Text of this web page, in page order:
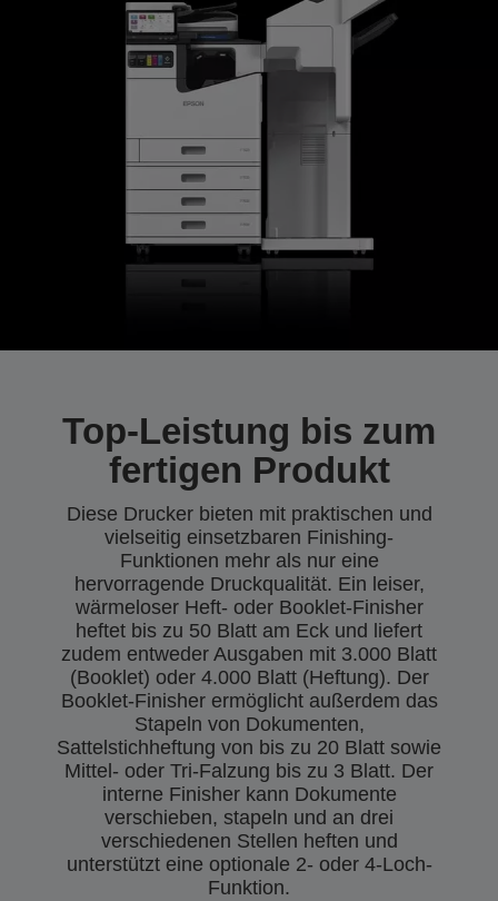
Top-Leistung bis zum
fertigen Produkt
Diese Drucker bieten mit praktischen und
vielseitig einsetzbaren Finishing-
Funktionen mehr als nur eine
hervorragende Druckqualität. Ein leiser,
wärmeloser Heft- oder Booklet-Finisher
heftet bis zu 50 Blatt am Eck und liefert
zudem entweder Ausgaben mit 3.000 Blatt
(Booklet) oder 4.000 Blatt (Heftung). Der
Booklet-Finisher ermöglicht außerdem das
Stapeln von Dokumenten,
Sattelstichheftung von bis zu 20 Blatt sowie
Mittel- oder Tri-Falzung bis zu 3 Blatt. Der
interne Finisher kann Dokumente
verschieben, stapeln und an drei
verschiedenen Stellen heften und
unterstützt eine optionale 2- oder 4-Loch-
Funktion.